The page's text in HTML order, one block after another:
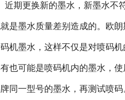
近期更换新的墨水，新墨水不
是墨水质量差别造成的。欧
机墨水，这样不仅是对喷码
也可能是喷码机内的墨水，
同一型号的墨水，再测试喷码